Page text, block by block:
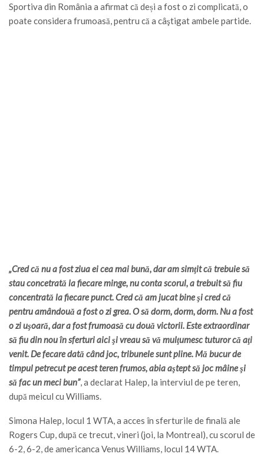
Sportiva din România a afirmat că deși a fost o zi complicată, o
poate considera frumoasă, pentru că a câştigat ambele partide.
„Cred că nu a fost ziua ei cea mai bună, dar am simţit că trebuie să
stau concetrată la fiecare minge, nu conta scorul, a trebuit să fiu
concentrată la fiecare punct. Cred că am jucat bine şi cred că
pentru amândouă a fost o zi grea. O să dorm, dorm, dorm. Nu a fost
o zi uşoară, dar a fost frumoasă cu două victorii. Este extraordinar
să fiu din nou în sferturi aici şi vreau să vă mulţumesc tuturor că aţi
venit. De fecare dată când joc, tribunele sunt pline. Mă bucur de
timpul petrecut pe acest teren frumos, abia aştept să joc mâine şi
să fac un meci bun”, a declarat Halep, la interviul de pe teren,
după meicul cu Williams.
Simona Halep, locul 1 WTA, a acces în sferturile de finală ale
Rogers Cup, după ce trecut, vineri (joi, la Montreal), cu scorul de
6-2, 6-2, de americanca Venus Williams, locul 14 WTA.